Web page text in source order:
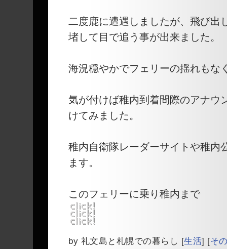
二度鹿に遭遇しましたが、飛び出
堵して目で追う事が出来ました。
海況穏やかでフェリーの揺れもな
気が付けば稚内到着間際のアナウ
けてみました。
稚内自衛隊レーダーサイトや稚内
ます。
このフェリーに乗り稚内まで
by 礼文島と札幌での暮らし [生活] [そ